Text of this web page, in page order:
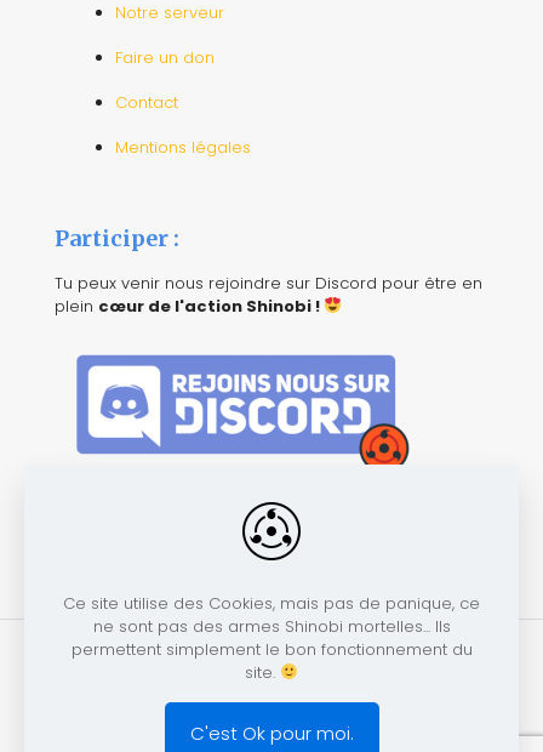
Notre serveur
Faire un don
Contact
Mentions légales
Participer :
Tu peux venir nous rejoindre sur Discord pour être en
plein cœur de l'action Shinobi !
| Powered byWordPress
Ce site utilise des Cookies, mais pas de panique, ce
ne sont pas des armes Shinobi mortelles... Ils
permettent simplement le bon fonctionnement du
site.
C'est Ok pour moi.